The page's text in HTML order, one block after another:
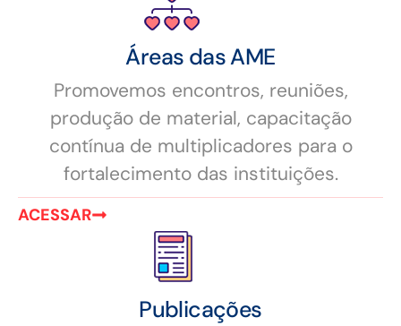
Áreas das AME
Promovemos encontros, reuniões,
produção de material, capacitação
contínua de multiplicadores para o
fortalecimento das instituições.
ACESSAR
Publicações